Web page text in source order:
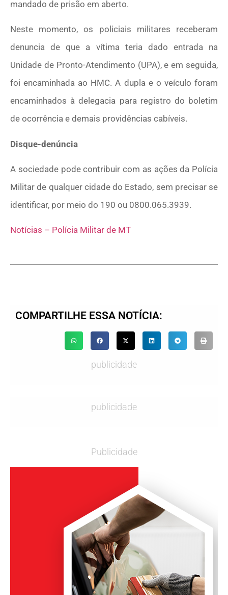
mandado de prisão em aberto.
Neste momento, os policiais militares receberam
denuncia de que a vítima teria dado entrada na
Unidade de Pronto-Atendimento (UPA), e em seguida,
foi encaminhada ao HMC. A dupla e o veículo foram
encaminhados à delegacia para registro do boletim
de ocorrência e demais providências cabíveis.
Disque-denúncia
A sociedade pode contribuir com as ações da Polícia
Militar de qualquer cidade do Estado, sem precisar se
identificar, por meio do 190 ou 0800.065.3939.
Notícias – Polícia Militar de MT
COMPARTILHE ESSA NOTÍCIA:
publicidade
publicidade
Publicidade